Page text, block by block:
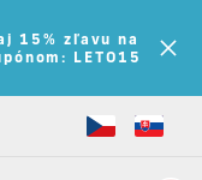
15% zľavu na
LETO15